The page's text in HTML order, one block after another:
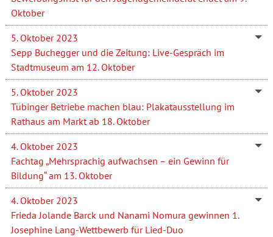
Oktober
5. Oktober 2023
Sepp Buchegger und die Zeitung: Live-Gespräch im
Stadtmuseum am 12. Oktober
5. Oktober 2023
Tübinger Betriebe machen blau: Plakatausstellung im
Rathaus am Markt ab 18. Oktober
4. Oktober 2023
Fachtag „Mehrsprachig aufwachsen – ein Gewinn für
Bildung“ am 13. Oktober
4. Oktober 2023
Frieda Jolande Barck und Nanami Nomura gewinnen 1.
Josephine Lang-Wettbewerb für Lied-Duo